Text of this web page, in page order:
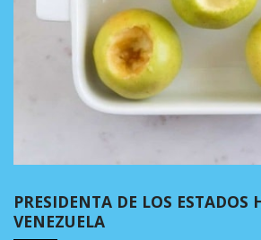
PRESIDENTA DE LOS ESTADOS
VENEZUELA